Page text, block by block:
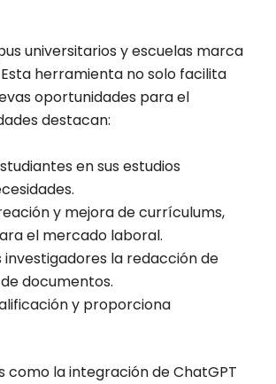
universitarios y escuelas marca
herramienta no solo facilita
oportunidades para el
destacan:
en sus estudios
y mejora de currículums,
el mercado laboral.
investigadores la redacción de
documentos.
y proporciona
como la integración de ChatGPT